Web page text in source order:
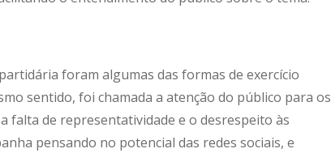
foram algumas das formas de exercício
sentido, foi chamada a atenção do público para os
falta de representatividade e o desrespeito às
pensando no potencial das redes sociais, e